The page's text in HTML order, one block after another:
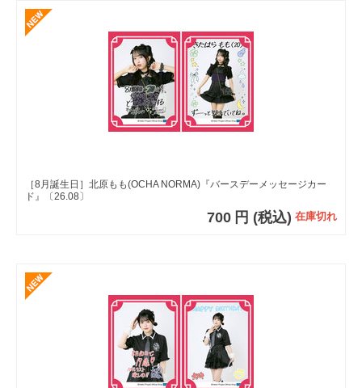
［8月誕生日］北原もも(OCHA NORMA)『バースデーメッセージカー
ド』〔26.08〕
700 円 (税込) 在庫切れ